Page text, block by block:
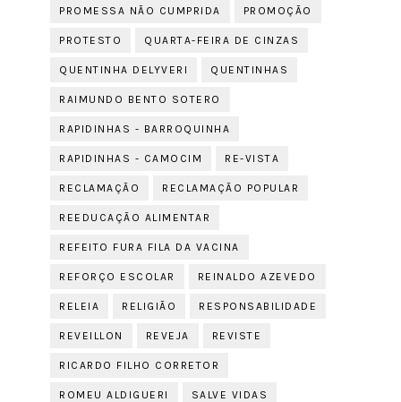
PROMESSA NÃO CUMPRIDA PROMOÇÃO
PROTESTO QUARTA-FEIRA DE CINZAS
QUENTINHA DELYVERI QUENTINHAS
RAIMUNDO BENTO SOTERO
RAPIDINHAS - BARROQUINHA
RAPIDINHAS - CAMOCIM RE-VISTA
RECLAMAÇÃO RECLAMAÇÃO POPULAR
REEDUCAÇÃO ALIMENTAR
REFEITO FURA FILA DA VACINA
REFORÇO ESCOLAR REINALDO AZEVEDO
RELEIA RELIGIÃO RESPONSABILIDADE
REVEILLON REVEJA REVISTE
RICARDO FILHO CORRETOR
ROMEU ALDIGUERI SALVE VIDAS